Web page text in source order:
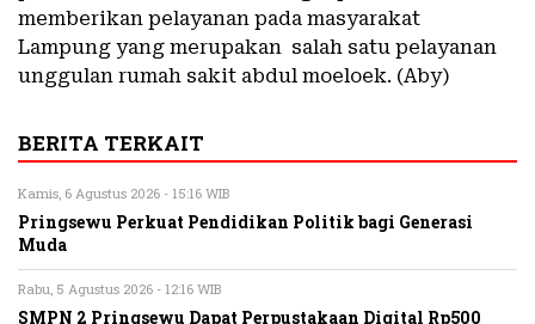
memberikan pelayanan pada masyarakat
Lampung yang merupakan salah satu pelayanan
unggulan rumah sakit abdul moeloek. (Aby)
BERITA TERKAIT
Kamis, 6 Agustus 2026 - 15:16 WIB
Pringsewu Perkuat Pendidikan Politik bagi Generasi
Muda
Rabu, 5 Agustus 2026 - 12:16 WIB
SMPN 2 Pringsewu Dapat Perpustakaan Digital Rp500